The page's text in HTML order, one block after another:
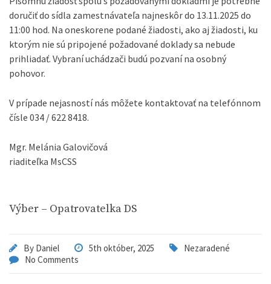
doručiť do sídla zamestnávateľa najneskôr do 13.11.2025 do
11:00 hod. Na oneskorene podané žiadosti, ako aj žiadosti, ku
ktorým nie sú pripojené požadované doklady sa nebude
prihliadať. Vybraní uchádzači budú pozvaní na osobný
pohovor.
V prípade nejasností nás môžete kontaktovať na telefónnom
čísle 034 / 622 8418.
Mgr. Melánia Galovičová
riaditeľka MsCSS
Výber – Opatrovatelka DS
By Daniel 5th október, 2025
Nezaradené
No Comments